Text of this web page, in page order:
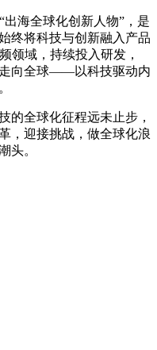
海全球化创新人物”，是
终将科技与创新融入产品
领域，持续投入研发，
向全球——以科技驱动内
的全球化征程远未止步，
，迎接挑战，做全球化浪
头。